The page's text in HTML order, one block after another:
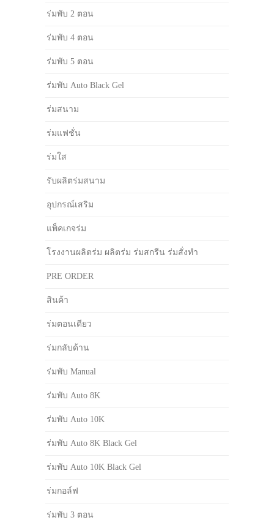
ร่มพับ 2 ตอน
ร่มพับ 4 ตอน
ร่มพับ 5 ตอน
ร่มพับ Auto Black Gel
ร่มสนาม
ร่มแฟชั่น
ร่มใส
รับผลิตร่มสนาม
อุปกรณ์เสริม
แพ็คเกจร่ม
โรงงานผลิตร่ม ผลิตร่ม ร่มสกรีน ร่มสั่งทำ
PRE ORDER
สินค้า
ร่มตอนเดียว
ร่มกลับด้าน
ร่มพับ Manual
ร่มพับ Auto 8K
ร่มพับ Auto 10K
ร่มพับ Auto 8K Black Gel
ร่มพับ Auto 10K Black Gel
ร่มกอล์ฟ
ร่มพับ 3 ตอน